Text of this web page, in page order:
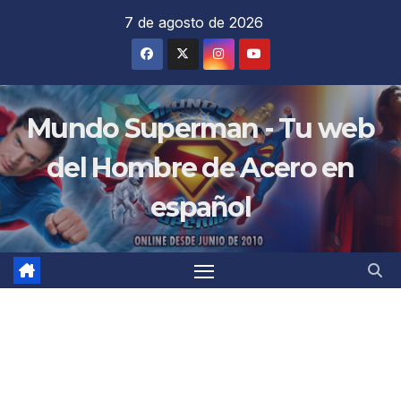
7 de agosto de 2026
Mundo Superman - Tu web
del Hombre de Acero en
español